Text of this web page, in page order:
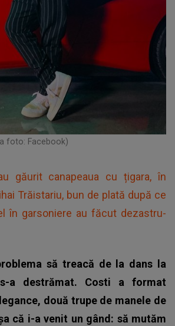
foto: Facebook)
găurit canapeaua cu țigara, în
Trăistariu, bun de plată după ce
în garsoniere au făcut dezastru-
să treacă de la dans la
a destrămat. Costi a format
două trupe de manele de
că i-a venit un gând: să mutăm